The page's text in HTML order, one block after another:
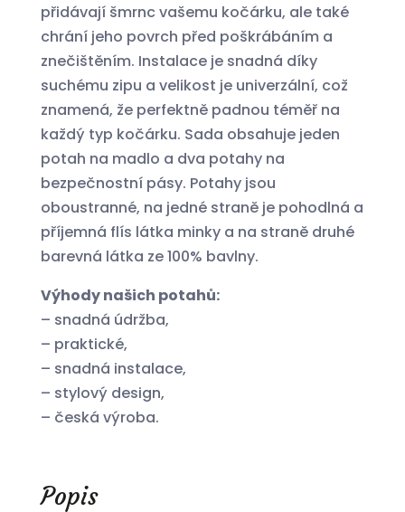
přidávají šmrnc vašemu kočárku, ale také
chrání jeho povrch před poškrábáním a
znečištěním. Instalace je snadná díky
suchému zipu a velikost je univerzální, což
znamená, že perfektně padnou téměř na
každý typ kočárku. Sada obsahuje jeden
potah na madlo a dva potahy na
bezpečnostní pásy. Potahy jsou
oboustranné, na jedné straně je pohodlná a
příjemná flís látka minky a na straně druhé
barevná látka ze 100% bavlny.
Výhody našich potahů:
– snadná údržba,
– praktické,
– snadná instalace,
– stylový design,
– česká výroba.
Popis